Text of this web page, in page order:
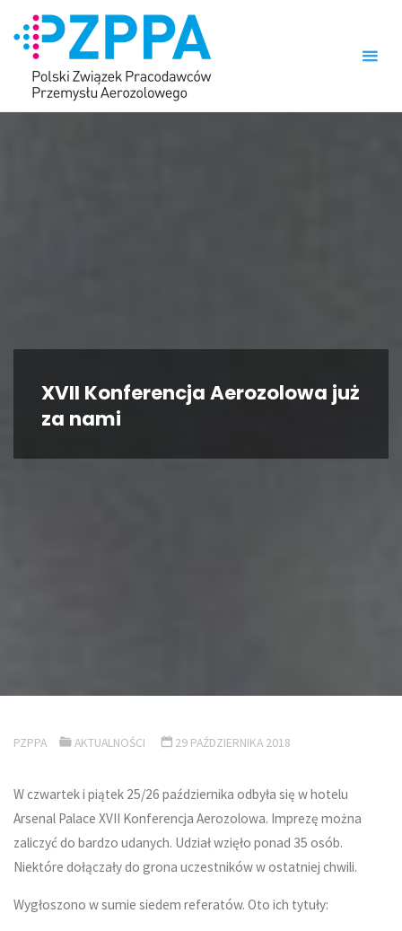
content
XVII Konferencja Aerozolowa już
za nami
PZPPA AKTUALNOŚCI 29 PAŹDZIERNIKA 2018
W czwartek i piątek 25/26 października odbyła się w hotelu
Arsenal Palace XVII Konferencja Aerozolowa. Imprezę można
zaliczyć do bardzo udanych. Udział wzięło ponad 35 osób.
Niektóre dołączały do grona uczestników w ostatniej chwili.
Wygłoszono w sumie siedem referatów. Oto ich tytuły: